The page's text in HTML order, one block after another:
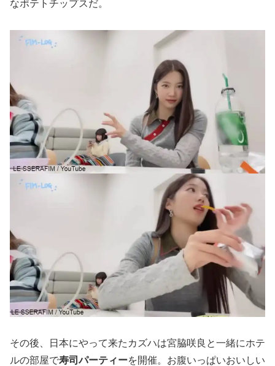
なポテトチップスだ。
その後、日本にやって来たカズハは宮脇咲良と一緒にホテ
ルの部屋で寿司パーティーを開催。お腹いっぱいおいしい